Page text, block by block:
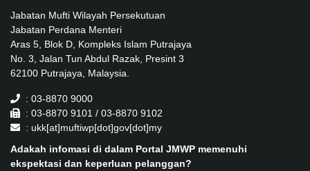
Jabatan Mufti Wilayah Persekutuan
Jabatan Perdana Menteri
Aras 5, Blok D, Kompleks Islam Putrajaya
No. 3, Jalan Tun Abdul Razak, Presint 3
62100 Putrajaya, Malaysia.
: 03-8870 9000
: 03-8870 9101 / 03-8870 9102
: ukk[at]muftiwp[dot]gov[dot]my
Adakah infomasi di dalam Portal JMWP memenuhi
ekspektasi dan keperluan pelanggan?